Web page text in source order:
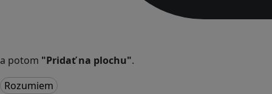
a potom "Pridať na plochu".
Rozumiem